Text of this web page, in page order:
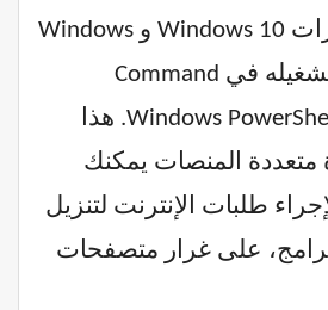
أحدث إصدارات Windows 10 و Windows
11، ويمكن تشغيله في Command
Prompt أو Windows PowerShell. هذا
متعددة المنصات يمكنك
طلبات الإنترنت لتنزيل
على غرار متصفحات